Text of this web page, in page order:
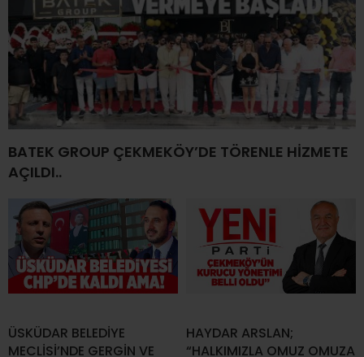
BATEK GROUP ÇEKMEKÖY’DE TÖRENLE HİZMETE
AÇILDI..
ÜSKÜDAR BELEDİYE
MECLİSİ’NDE GERGİN VE
HAYDAR ARSLAN;
“HALKIMIZLA OMUZ OMUZA